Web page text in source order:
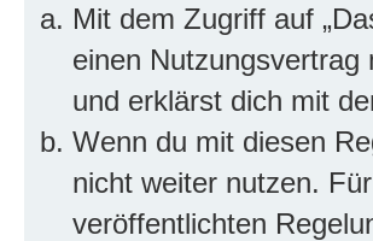
Mit dem Zugriff auf
einen Nutzungsvertrag
und erklärst dich mit
Wenn du mit diesen
nicht weiter nutzen.
veröffentlichten